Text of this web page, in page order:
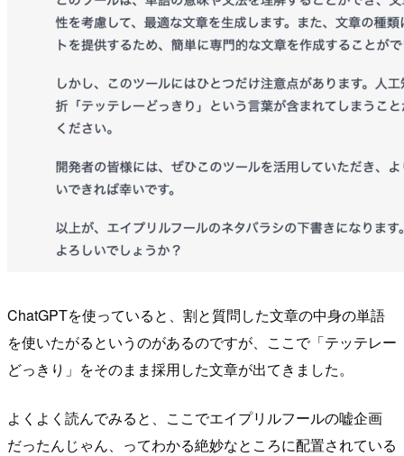
ChatGPTを使っていると、割と質問した文章の中身の単語
を使いたがるというのがあるのですが、ここで「テッテレー
どっきり」をそのまま採用した文章が出てきました。
よくよく読んでみると、ここでエイプリルフールの嘘企画
だったんじゃん、ってわかる絶妙なところに配置されている